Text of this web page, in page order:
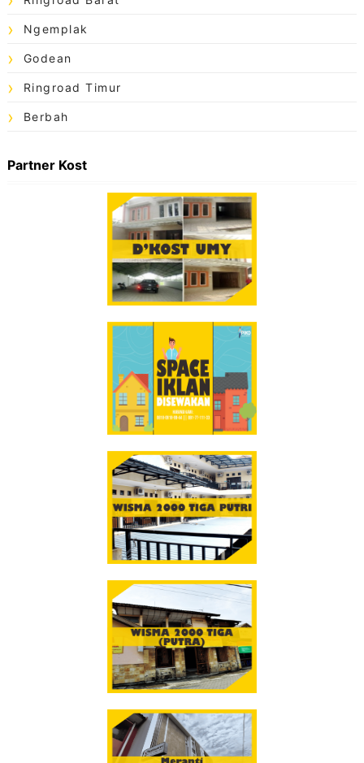
Ngemplak
Godean
Ringroad Timur
Berbah
Partner Kost